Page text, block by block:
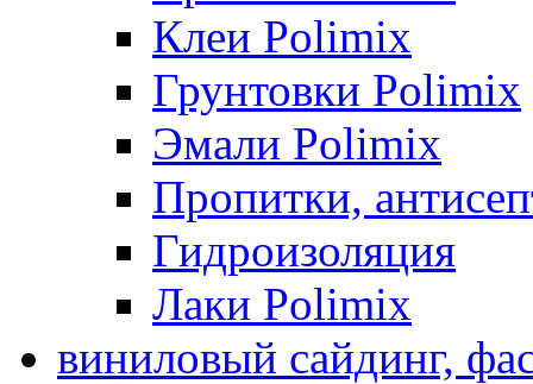
Клеи Polimix
Грунтовки Polimix
Эмали Polimix
Пропитки,
Гидроизоляция
Лаки Polimix
виниловый сайдинг,